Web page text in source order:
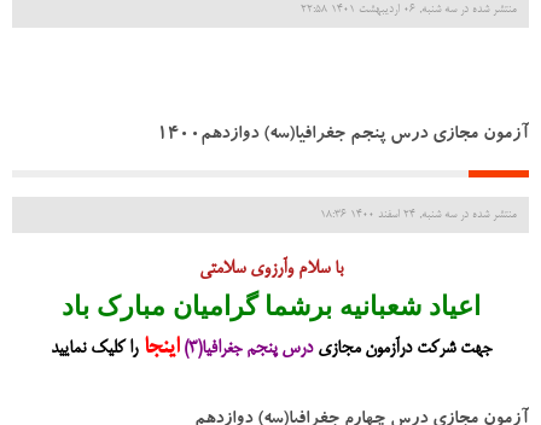
منتشر شده در سه شنبه, 06 ارديبهشت 1401 22:58
آزمون مجازی درس پنجم جغرافیا(سه) دوازدهم1400
منتشر شده در سه شنبه, 24 اسفند 1400 18:36
با سلام وآرزوی سلامتی
اعیاد شعبانیه برشما گرامیان مبارک باد
جهت شرکت درآزمون مجازی درس پنجم جغرافیا(3) اینجارا کلیک نمایید
آزمون مجازی درس چهارم جغرافیا(سه) دوازدهم